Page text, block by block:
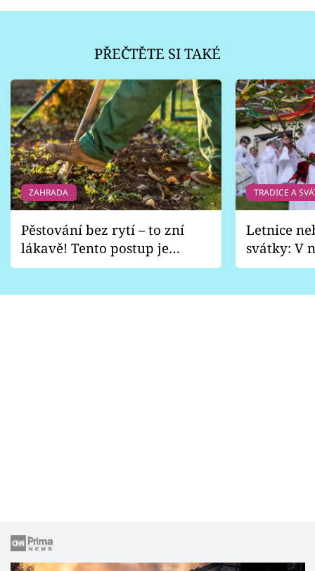
PŘEČTĚTE SI TAKÉ
ZAHRADA
Pěstování bez rytí – to zní
lákavě! Tento postup je
vhodný jen pro některé
TRADICE A
Letnice
svátky: V
pondělí